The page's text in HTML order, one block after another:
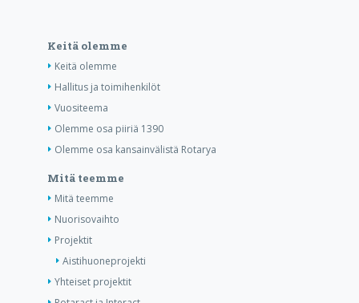
Keitä olemme
Keitä olemme
Hallitus ja toimihenkilöt
Vuositeema
Olemme osa piiriä 1390
Olemme osa kansainvälistä Rotarya
Mitä teemme
Mitä teemme
Nuorisovaihto
Projektit
Aistihuoneprojekti
Yhteiset projektit